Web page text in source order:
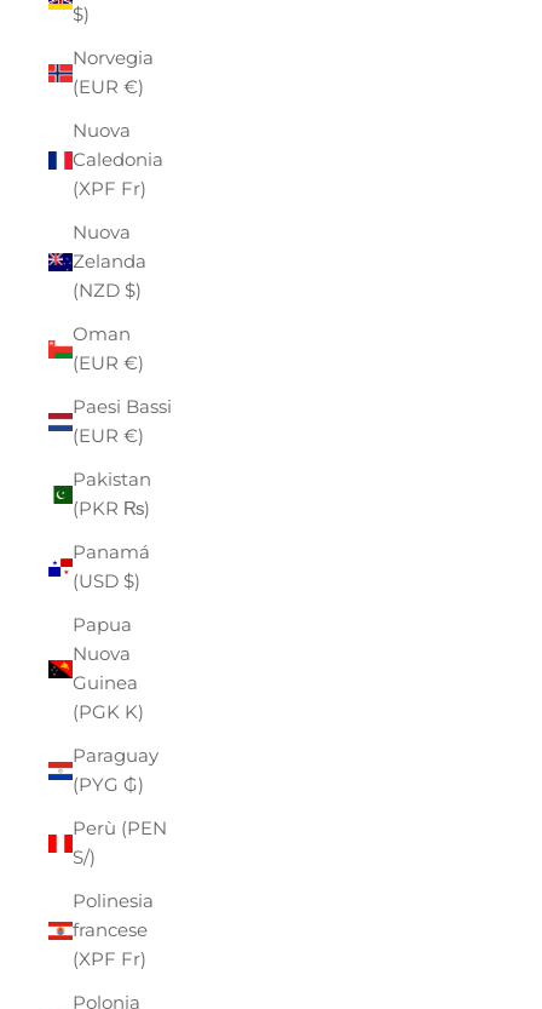
$)
Norvegia
(EUR €)
Nuova
Caledonia
(XPF Fr)
Nuova
Zelanda
(NZD $)
Oman
(EUR €)
Paesi Bassi
(EUR €)
Pakistan
(PKR ₨)
Panamá
(USD $)
Papua
Nuova
Guinea
(PGK K)
Paraguay
(PYG ₲)
Perù (PEN
S/)
Polinesia
francese
(XPF Fr)
Polonia